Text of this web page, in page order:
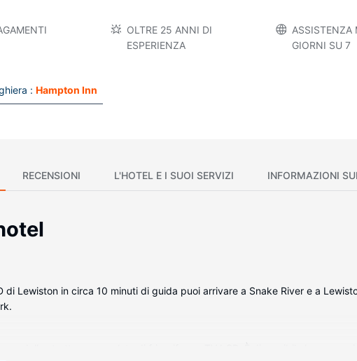
OLTRE 25 ANNI DI
ESPERIENZA
ASSISTENZA
GIORNI SU 7
: Hampton Inn
RECENSIONI L'HOTEL E I SUOI SERVIZI INFORMAZIONI
di Lewiston in circa 10 minuti di guida puoi arrivare a Snake River e a